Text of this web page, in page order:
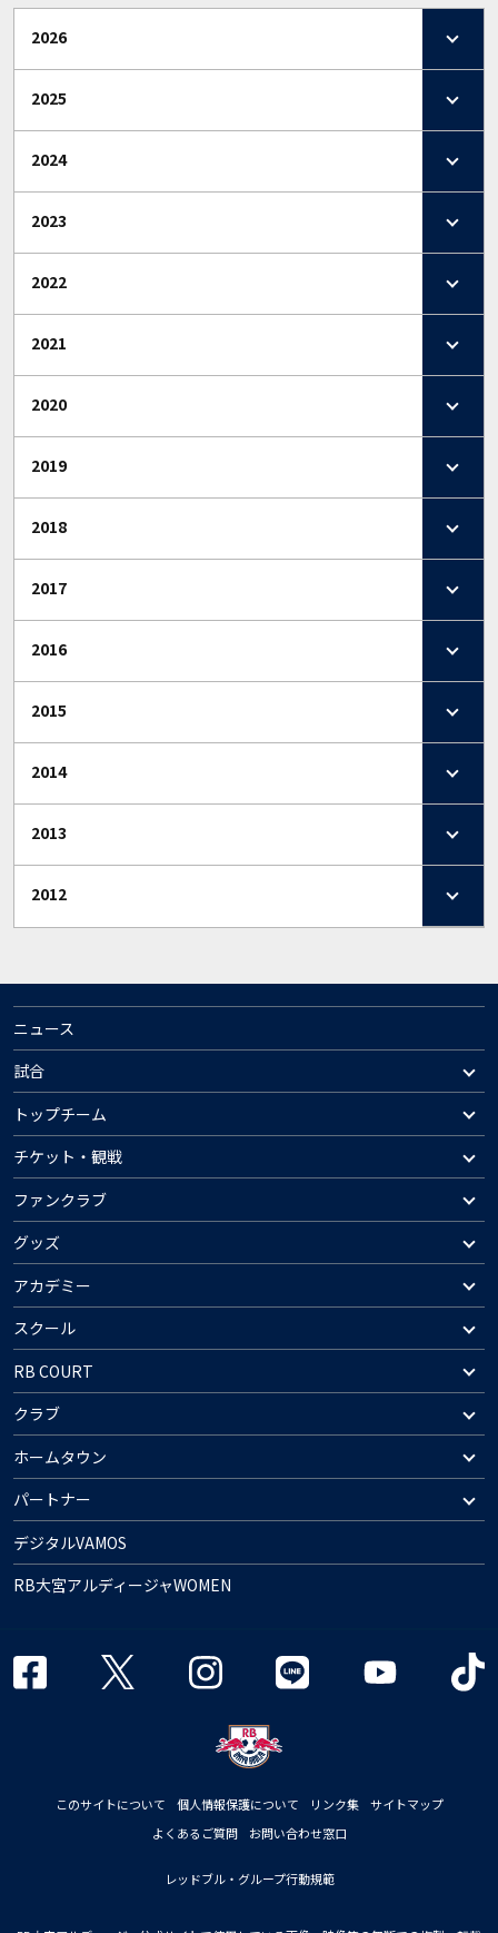
2026
2025
2024
2023
2022
2021
2020
2019
2018
2017
2016
2015
2014
2013
2012
ニュース
試合
トップチーム
チケット・観戦
ファンクラブ
グッズ
アカデミー
スクール
RB COURT
クラブ
ホームタウン
パートナー
デジタルVAMOS
RB大宮アルディージャWOMEN
このサイトについて 個人情報保護について リンク集
サイトマップ
よくあるご質問
お問い合わせ窓口
レッドブル・グループ行動規範